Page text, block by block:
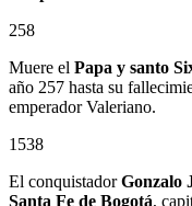
258
Muere el Papa y santo
año 257 hasta su
emperador Valeriano.
1538
El conquistadorGonzalo
Santa Fe de Bogotá,